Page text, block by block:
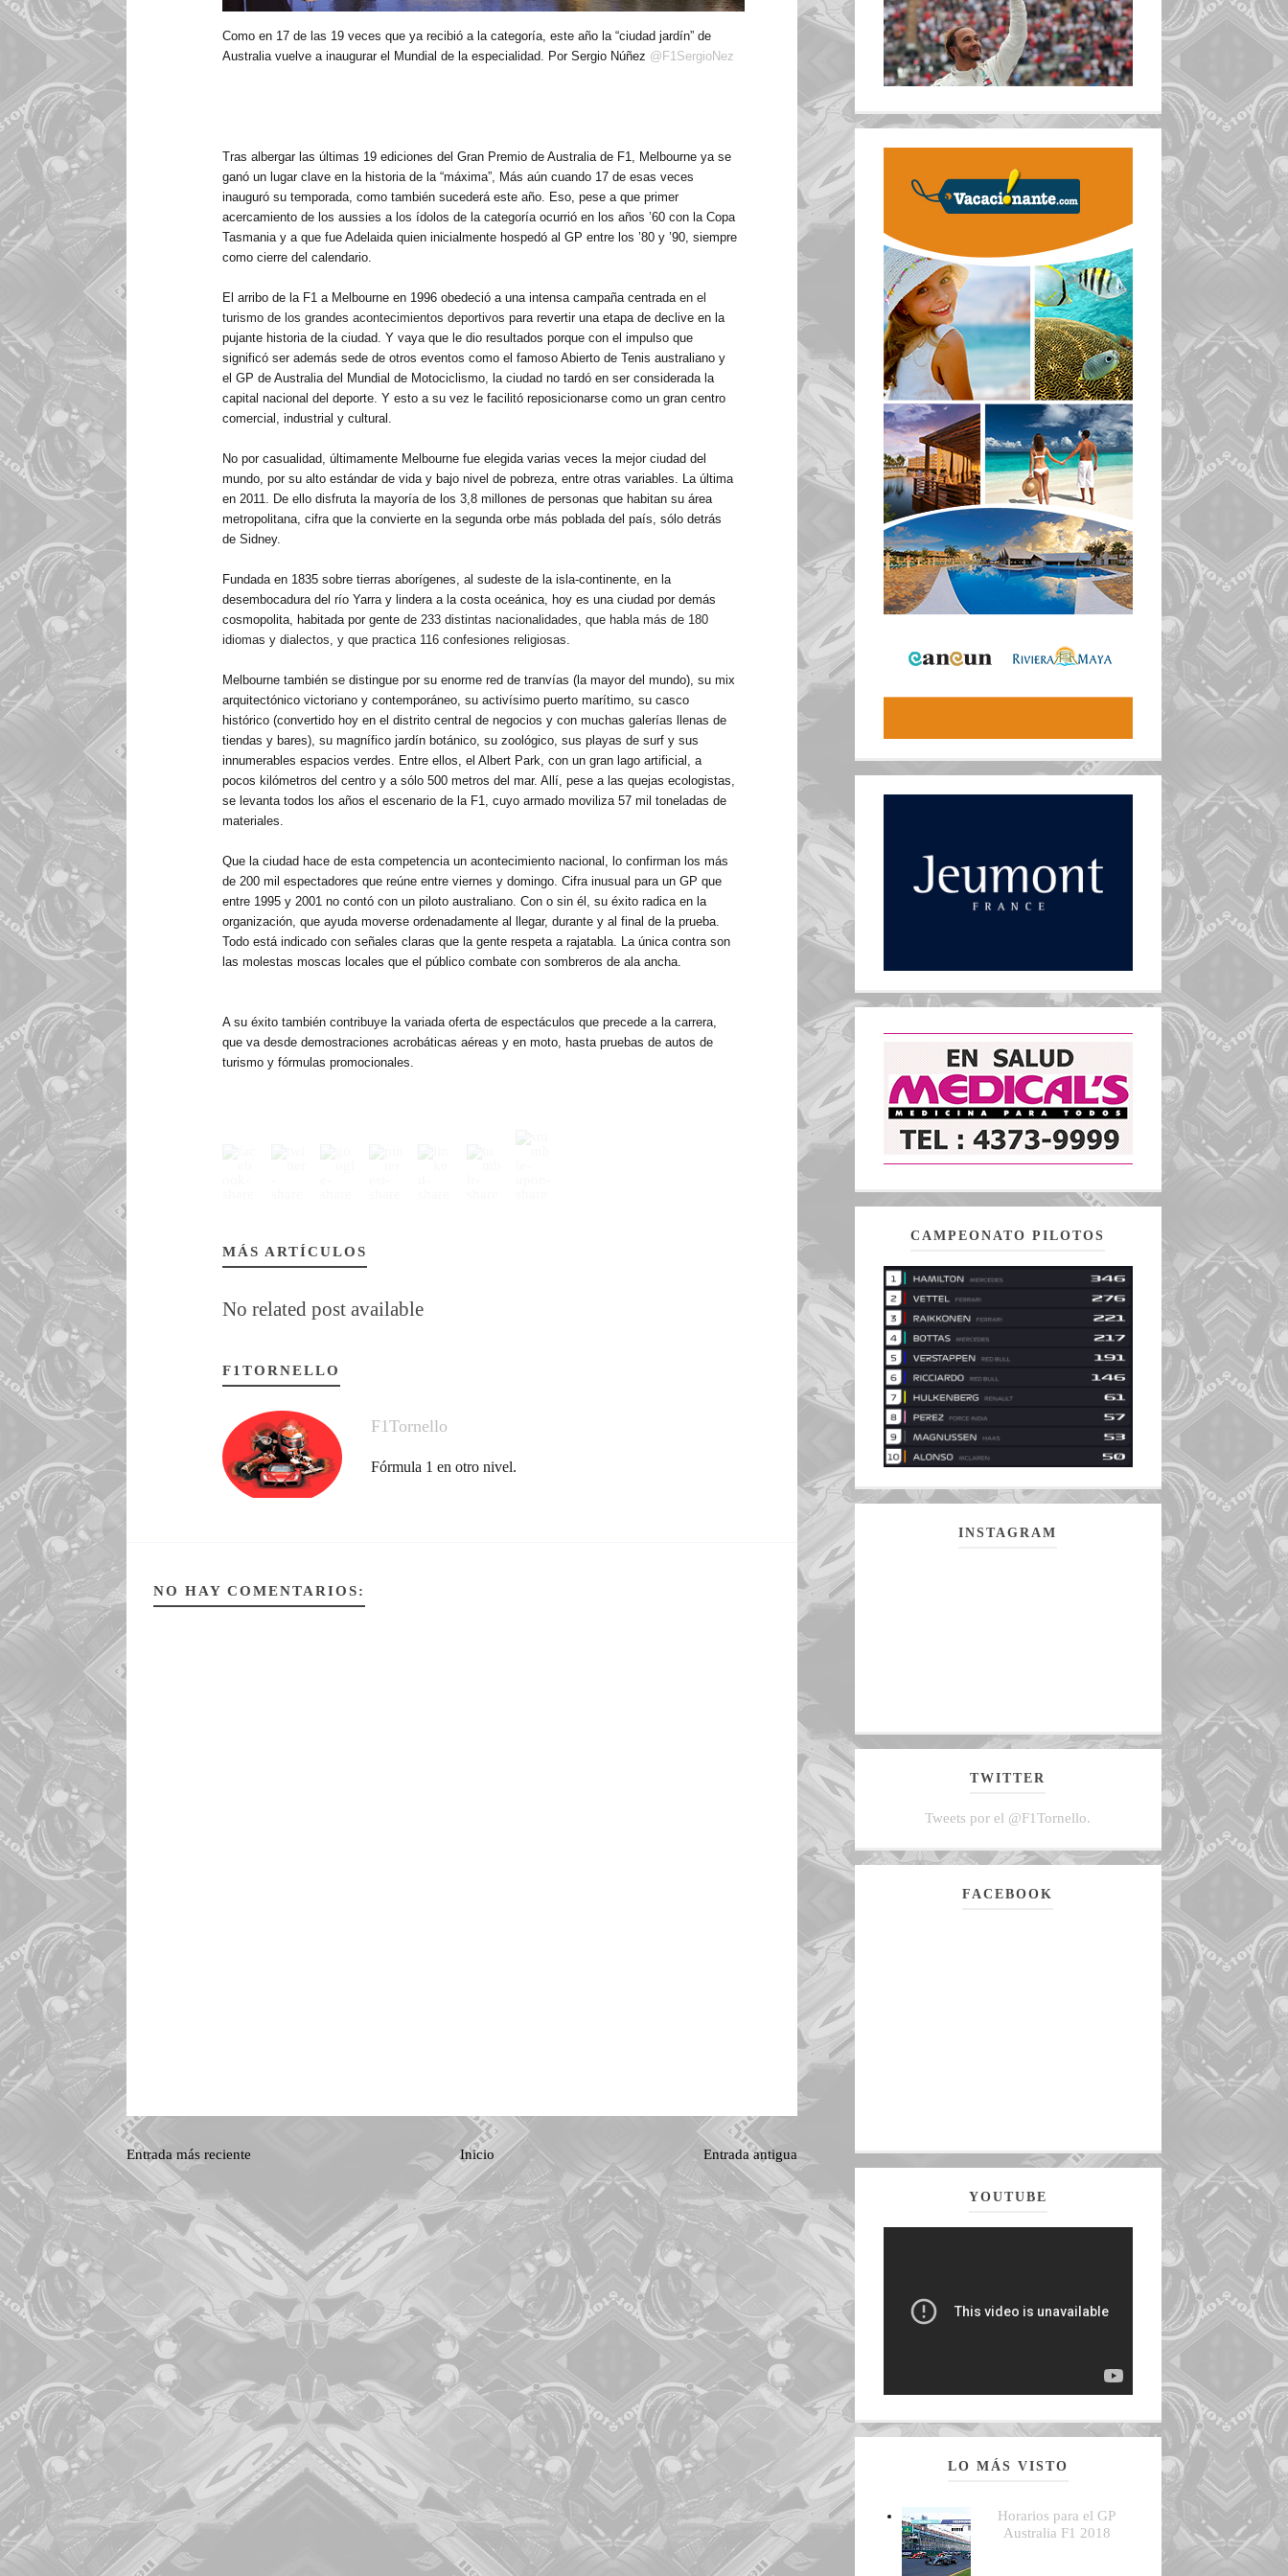
Como en 17 de las 19 veces que ya recibió a la categoría, este año la “ciudad jardín” de
Australia vuelve a inaugurar el Mundial de la especialidad. Por Sergio Núñez @F1SergioNez
Tras albergar las últimas 19 ediciones del Gran Premio de Australia de F1, Melbourne ya se
ganó un lugar clave en la historia de la “máxima”, Más aún cuando 17 de esas veces
inauguró su temporada, como también sucederá este año. Eso, pese a que primer
acercamiento de los aussies a los ídolos de la categoría ocurrió en los años ’60 con la Copa
Tasmania y a que fue Adelaida quien inicialmente hospedó al GP entre los ’80 y ’90, siempre
como cierre del calendario.
El arribo de la F1 a Melbourne en 1996 obedeció a una intensa campaña centrada en el
turismo de los grandes acontecimientos deportivos para revertir una etapa de declive en la
pujante historia de la ciudad. Y vaya que le dio resultados porque con el impulso que
significó ser además sede de otros eventos como el famoso Abierto de Tenis australiano y
el GP de Australia del Mundial de Motociclismo, la ciudad no tardó en ser considerada la
capital nacional del deporte. Y esto a su vez le facilitó reposicionarse como un gran centro
comercial, industrial y cultural.
No por casualidad, últimamente Melbourne fue elegida varias veces la mejor ciudad del
mundo, por su alto estándar de vida y bajo nivel de pobreza, entre otras variables. La última
en 2011. De ello disfruta la mayoría de los 3,8 millones de personas que habitan su área
metropolitana, cifra que la convierte en la segunda orbe más poblada del país, sólo detrás
de Sidney.
Fundada en 1835 sobre tierras aborígenes, al sudeste de la isla-continente, en la
desembocadura del río Yarra y lindera a la costa oceánica, hoy es una ciudad por demás
cosmopolita, habitada por gente de 233 distintas nacionalidades, que habla más de 180
idiomas y dialectos, y que practica 116 confesiones religiosas.
Melbourne también se distingue por su enorme red de tranvías (la mayor del mundo), su mix
arquitectónico victoriano y contemporáneo, su activísimo puerto marítimo, su casco
histórico (convertido hoy en el distrito central de negocios y con muchas galerías llenas de
tiendas y bares), su magnífico jardín botánico, su zoológico, sus playas de surf y sus
innumerables espacios verdes. Entre ellos, el Albert Park, con un gran lago artificial, a
pocos kilómetros del centro y a sólo 500 metros del mar. Allí, pese a las quejas ecologistas,
se levanta todos los años el escenario de la F1, cuyo armado moviliza 57 mil toneladas de
materiales.
Que la ciudad hace de esta competencia un acontecimiento nacional, lo confirman los más
de 200 mil espectadores que reúne entre viernes y domingo. Cifra inusual para un GP que
entre 1995 y 2001 no contó con un piloto australiano. Con o sin él, su éxito radica en la
organización, que ayuda moverse ordenadamente al llegar, durante y al final de la prueba.
Todo está indicado con señales claras que la gente respeta a rajatabla. La única contra son
las molestas moscas locales que el público combate con sombreros de ala ancha.
A su éxito también contribuye la variada oferta de espectáculos que precede a la carrera,
que va desde demostraciones acrobáticas aéreas y en moto, hasta pruebas de autos de
turismo y fórmulas promocionales.
MÁS ARTÍCULOS
No related post available
F1TORNELLO
F1Tornello
Fórmula 1 en otro nivel.
NO HAY COMENTARIOS:
Entrada más reciente Entrada antigua
Inicio
CAMPEONATO PILOTOS
INSTAGRAM
TWITTER
Tweets por el @F1Tornello.
FACEBOOK
YOUTUBE
LO MÁS VISTO
Horarios para el GP
Australia F1 2018